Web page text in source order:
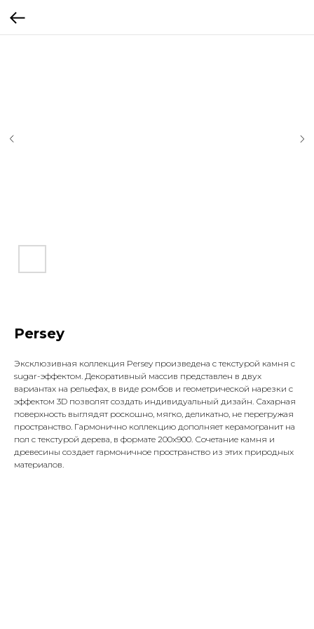
Persey
Эксклюзивная коллекция Persey произведена с текстурой камня с
sugar-эффектом. Декоративный массив представлен в двух
вариантах на рельефах, в виде ромбов и геометрической нарезки с
эффектом 3D позволят создать индивидуальный дизайн. Сахарная
поверхность выглядят роскошно, мягко, деликатно, не перегружая
пространство. Гармонично коллекцию дополняет керамогранит на
пол с текстурой дерева, в формате 200х900. Сочетание камня и
древесины создает гармоничное пространство из этих природных
материалов.